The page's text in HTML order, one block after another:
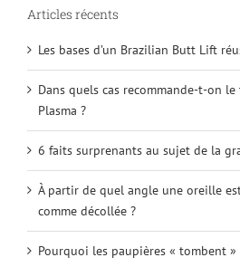
Articles récents
Les bases d’un Brazilian Butt Lift
Dans quels cas recommande-t-on
Plasma ?
6 faits surprenants au sujet de la
À partir de quel angle une oreille
comme décollée ?
Pourquoi les paupières « tombent »